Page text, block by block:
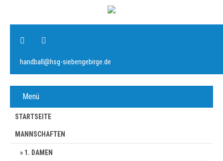
handball@hsg-siebengebirge.de
Menü
STARTSEITE
MANNSCHAFTEN
1. DAMEN